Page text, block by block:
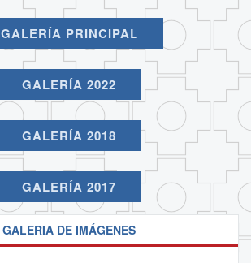
GALERÍA PRINCIPAL
GALERÍA 2022
GALERÍA 2018
GALERÍA 2017
GALERIA DE IMÁGENES